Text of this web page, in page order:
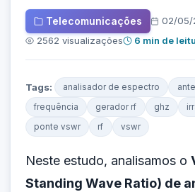
Telecomunicações
02/05/
2562 visualizações
6 min de
Tags: analisador de espectro
frequência gerador rf ghz
ponte vswr rf vswr
Neste estudo, analisamos o
Standing Wave Ratio) de